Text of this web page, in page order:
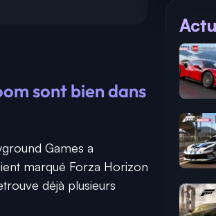
sont bien dans
Games a
marqué Forza Horizon
déjà plusieurs